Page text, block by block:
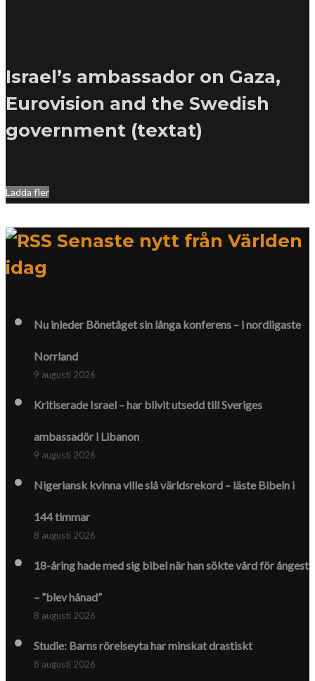
Israel’s ambassador on Gaza,
Eurovision and the Swedish
government (textat)
Ladda fler
Senaste nytt från Världen
idag
Nu inleder Bönetåget sin långa konferens – i nordligaste
Norrland
9 augusti 2026
Kritiserade Israel – har blivit utsedd till Sveriges
ambassadör i Libanon
9 augusti 2026
Nigeriansk kvinna ville slå världs­rekord – läste Bibeln i
144 timmar
8 augusti 2026
18-åring hade med sig bibel när han sökte vård för ångest
– ”blev hånad”
8 augusti 2026
Studie: Barns rörelseyta har minskat drastiskt
8 augusti 2026